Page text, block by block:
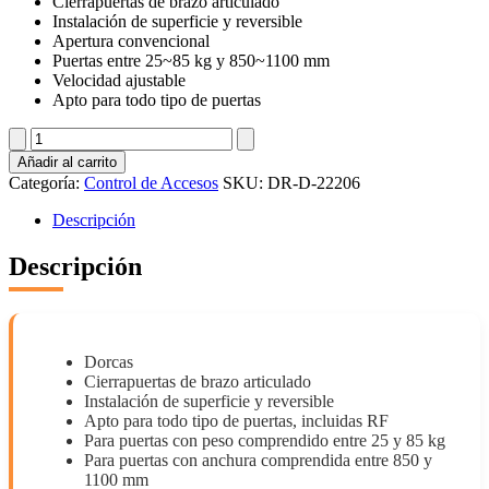
Instalación de superficie y reversible
Apertura convencional
Puertas entre 25~85 kg y 850~1100 mm
Velocidad ajustable
Apto para todo tipo de puertas
DR-
D-
22206
cantidad
Añadir al carrito
Categoría: Control de Accesos SKU: DR-D-22206
Descripción
Descripción
Dorcas
Cierrapuertas de brazo articulado
Instalación de superficie y reversible
Apto para todo tipo de puertas, incluidas RF
Para puertas con peso comprendido entre 25 y 85 kg
Para puertas con anchura comprendida entre 850 y
1100 mm